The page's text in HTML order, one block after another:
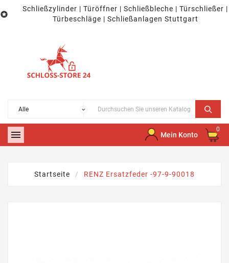

Schließzylinder | Türöffner | Schließbleche | Türschließer |
Türbeschläge | Schließanlagen Stuttgart
 Mein Konto
0
Startseite RENZ Ersatzfeder -97-9-90018